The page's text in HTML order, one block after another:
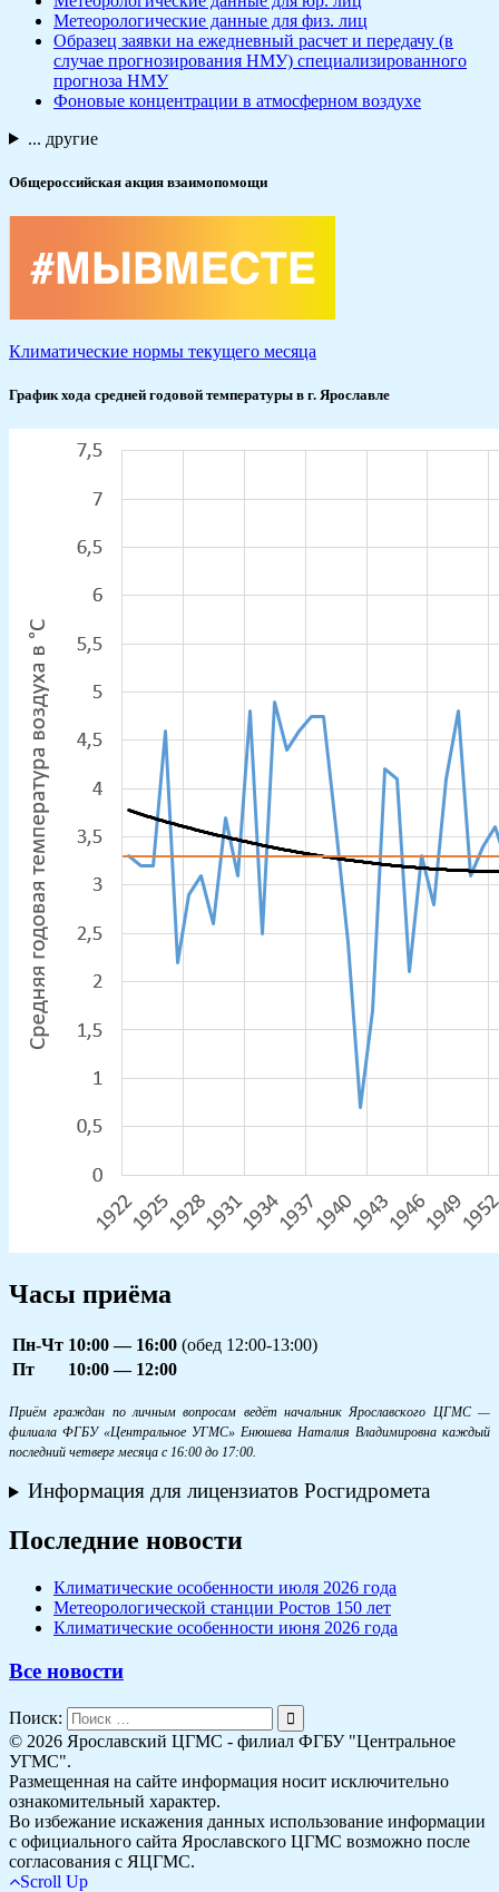
Метеорологические данные для физ. лиц
Образец заявки на ежедневный расчет и передачу (в
случае прогнозирования НМУ) специализированного
прогноза НМУ
Фоновые концентрации в атмосферном воздухе
... другие
Общероссийская акция взаимопомощи
Климатические нормы текущего месяца
График хода средней годовой температуры в г. Ярославле
Часы приёма
Пн-Чт 10:00 — 16:00 (обед 12:00-13:00)
Пт
10:00 — 12:00
Приём граждан по личным вопросам ведёт начальник Ярославского ЦГМС —
филиала ФГБУ «Центральное УГМС» Енюшева Наталия Владимировна каждый
последний четверг месяца с 16:00 до 17:00.
Информация для лицензиатов Росгидромета
Последние новости
Климатические особенности июля 2026 года
Метеорологической станции Ростов 150 лет
Климатические особенности июня 2026 года
Все новости
Поиск:
© 2026 Ярославский ЦГМС - филиал ФГБУ "Центральное
УГМС".
Размещенная на сайте информация носит исключительно
ознакомительный характер.
Во избежание искажения данных использование информации
с официального сайта Ярославского ЦГМС возможно после
согласования с ЯЦГМС.
Scroll Up